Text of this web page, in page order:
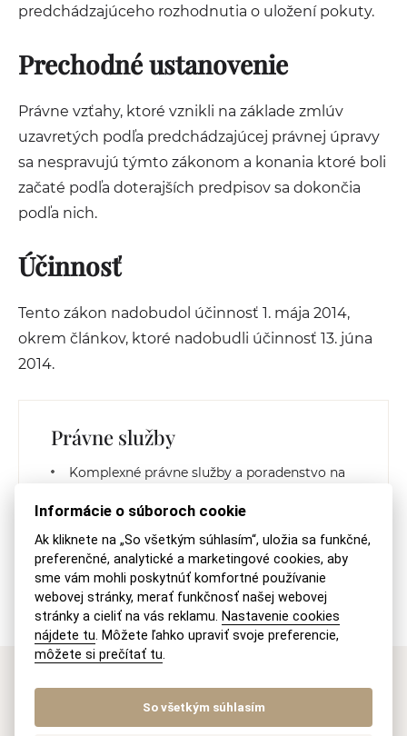
predchádzajúceho rozhodnutia o uložení pokuty.
Prechodné ustanovenie
Právne vzťahy, ktoré vznikli na základe zmlúv
uzavretých podľa predchádzajúcej právnej úpravy
sa nespravujú týmto zákonom a konania ktoré boli
začaté podľa doterajších predpisov sa dokončia
podľa nich.
Účinnosť
Tento zákon nadobudol účinnosť 1. mája 2014,
okrem článkov, ktoré nadobudli účinnosť 13. júna
2014.
Právne služby
Komplexné právne služby a poradenstvo na
ZDIEĽAJTE NA: POSLAŤ MAILOM
Máte záujem o naše
Informácie o súboroch cookie
Ak kliknete na „So všetkým súhlasím“, uložia sa funkčné,
preferenčné, analytické a marketingové cookies, aby
sme vám mohli poskytnúť komfortné používanie
webovej stránky, merať funkčnosť našej webovej
stránky a cieliť na vás reklamu. Nastavenie cookies
nájdete tu. Môžete ľahko upraviť svoje preferencie,
môžete si prečítať tu.
So všetkým súhlasím